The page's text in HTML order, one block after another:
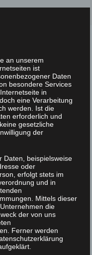
an unserem
ist
Daten
besondere Services
in
eine Verarbeitung
werden. Ist die
erforderlich und
gesetzliche
der
Daten, beispielsweise
oder
erfolgt stets im
und in
Mittels dieser
die
der von uns
Ferner werden